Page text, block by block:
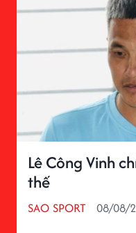
Lê Công Vinh
thế
SAO SPORT 08/08/